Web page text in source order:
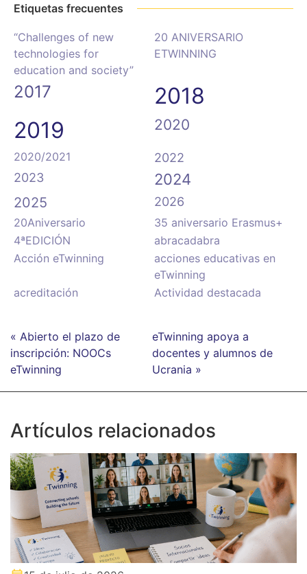
Etiquetas frecuentes
“Challenges of new
technologies for
education and society”
20 ANIVERSARIO
ETWINNING
2017
2018
2019
2020
2020/2021
2022
2023
2024
2025 2026
20Aniversario
35 aniversario Erasmus+
4ªEDICIÓN
abracadabra
Acción eTwinning
acciones educativas en
eTwinning
acreditación
Actividad destacada
« Abierto el plazo de
inscripción: NOOCs
eTwinning
eTwinning apoya a
docentes y alumnos de
Ucrania »
Artículos relacionados